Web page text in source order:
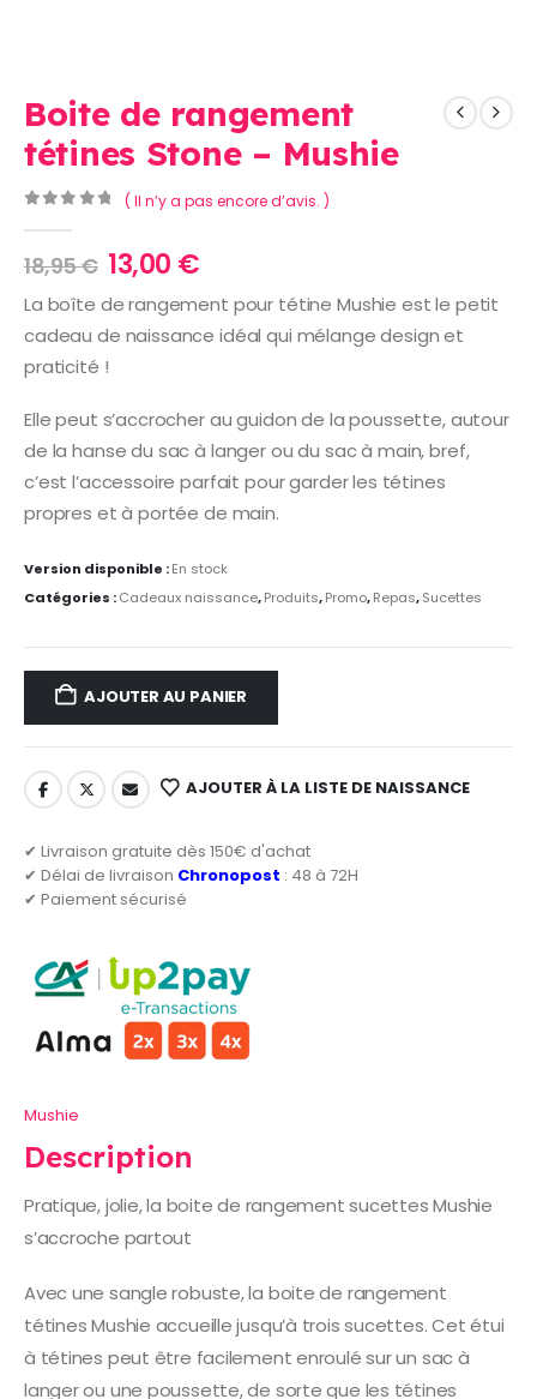
Boite de rangement
tétines Stone – Mushie
( Il n’y a pas encore d’avis. )
18,95€ Le
prix
initial
était :
18,95 €.
13,00 €Le
prix
actuel
est :
La boîte de rangement pour tétine Mushie est le petit
cadeau de naissance idéal qui mélange design et
praticité !
Elle peut s’accrocher au guidon de la poussette, autour
de la hanse du sac à langer ou du sac à main, bref,
c’est l’accessoire parfait pour garder les tétines
propres et à portée de main.
Version disponible :En stock
Catégories :Cadeaux naissance,Produits,Promo,Repas,Sucettes
AJOUTER AU PANIER
AJOUTER À LA LISTE DE NAISSANCE
✔ Livraison gratuite dès 150€ d'achat
✔ Délai de livraison Chronopost : 48 à 72H
✔ Paiement sécurisé
Mushie
Description
Pratique, jolie, la boite de rangement sucettes Mushie
s’accroche partout
Avec une sangle robuste, la boite de rangement
tétines Mushie accueille jusqu’à trois sucettes. Cet étui
à tétines peut être facilement enroulé sur un sac à
langer ou une poussette, de sorte que les tétines